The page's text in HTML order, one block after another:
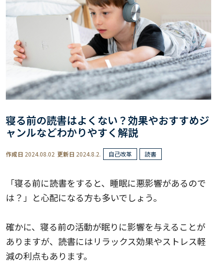
寝る前の読書はよくない？効果やおすすめジ
ャンルなどわかりやすく解説
作成日 2024.08.02 更新日 2024.8.2. 自己改革 読書
「寝る前に読書をすると、睡眠に悪影響があるので
は？」と心配になる方も多いでしょう。
確かに、寝る前の活動が眠りに影響を与えることが
ありますが、読書にはリラックス効果やストレス軽
減の利点もあります。